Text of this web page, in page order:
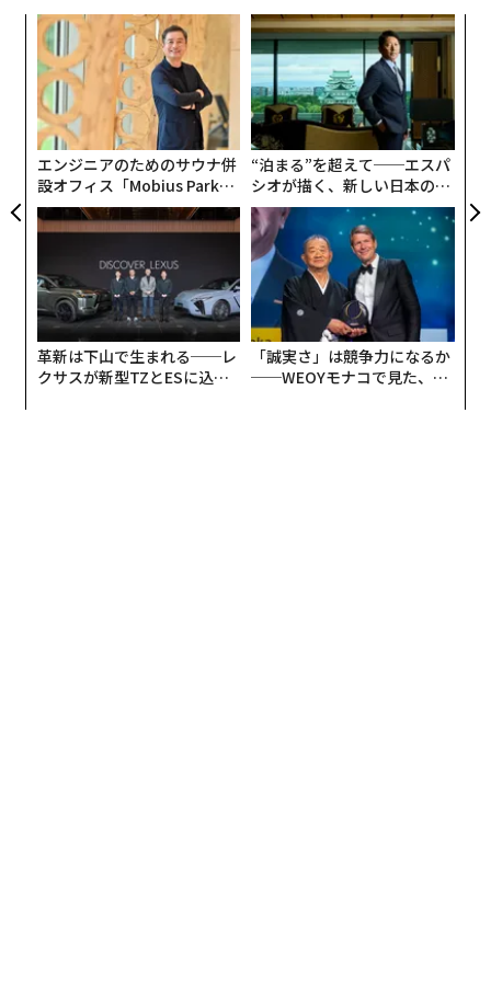
月の裏側の地下に大量のグラナイト 前例ない発見に科学者困惑
韓国研究所の「室温超伝導体」発表にネットが熱狂した理由
地球を粉々にできるほど巨大な潮汐波が打ち寄せる「ハートビート星」
ブルーライトカットメガネは眼精疲労や睡眠の質を「改善しない」可能性
宇宙 ロシア 宇宙開発/宇宙経済/宇宙ビジネス
日本
インド
月 アルテミス計画 NASA
advertisement
彗星の場合、5等級前後が肉眼で見えるかどうかの境に
なる。自ら光を放つ恒星と違い、彗星は「拡散」した天
体で、ぼんやり広がっているのが主な理由だ。観察する
ときは双眼鏡や望遠鏡を用意しておくとよいだろう。
予測が外れることも
Star Walkによると西村彗星は17日、おとめ座に位置す
るときに太陽に最も接近し、4.0等級まで明るくなる見通
し。この明るさだと肉眼で容易に確認できるだろう（編
集注：Star Walkによると太陽に近づくため、観測でき
る時間は短くなる）。
エンジニアのためのサウナ併
設オフィス「Mobius Park」
がオープン──タマディック
が健康経営を徹底する理由
“泊まる”を超えて──エスパ
シオが描く、新しい日本のラ
グジュアリー（前編）
革新は下山で生まれる──レ
クサスが新型TZとESに込め
「誠実さ」は競争力になるか
──WEOYモナコで見た、く